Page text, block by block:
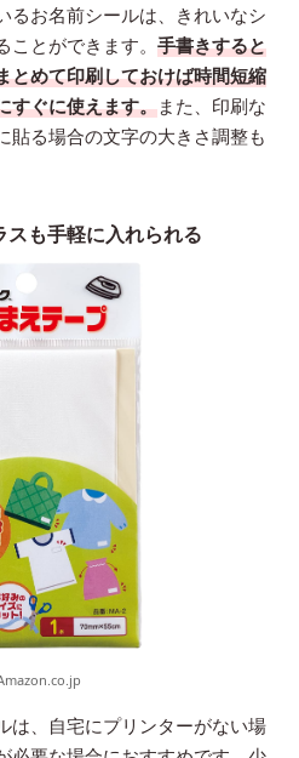
るお名前シールは、きれいなシ
とができます。 手書きすると
とめて印刷しておけば時間短縮
すぐに使えます。また、印刷な
貼る場合の文字の大きさ調整も
も手軽に入れられる
は、自宅にプリンターがない場